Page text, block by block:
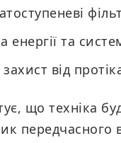
енергії та
від
що техніка
передчасного